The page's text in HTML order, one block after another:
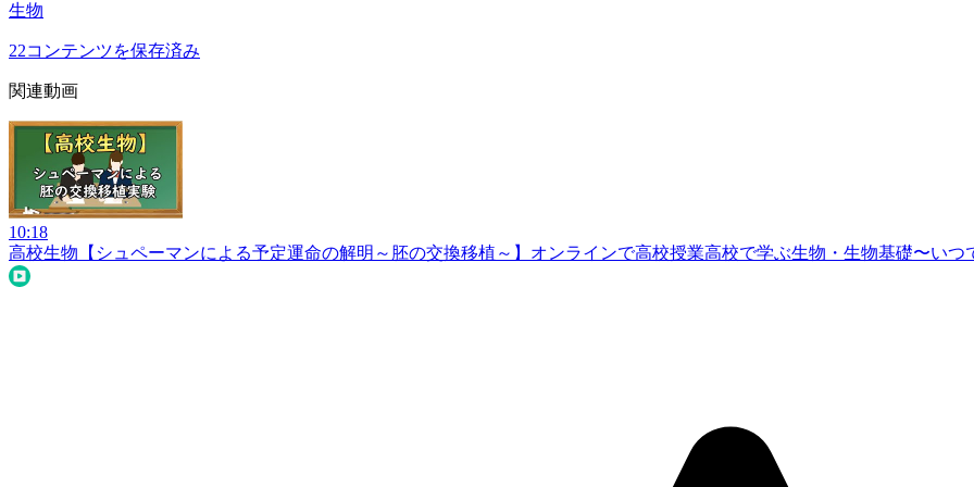
生物
22コンテンツを保存済み
関連動画
10:18
高校生物【シュペーマンによる予定運命の解明～胚の交換移植～】オンラインで高校授業高校で学ぶ生物・生物基礎〜いつ